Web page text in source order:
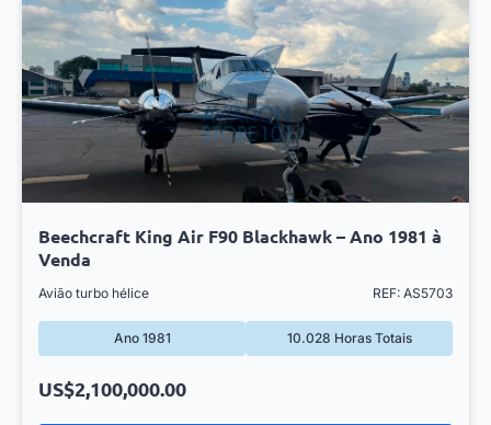
Beechcraft King Air F90 Blackhawk – Ano 1981 à
Venda
Avião turbo hélice REF: AS5703
Ano 1981 10.028 Horas Totais
US$2,100,000.00